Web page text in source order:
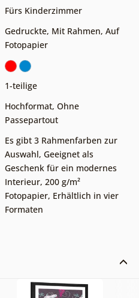
Fürs Kinderzimmer
Gedruckte, Mit Rahmen, Auf
Fotopapier
1-teilige
Hochformat, Ohne
Passepartout
Es gibt 3 Rahmenfarben zur
Auswahl, Geeignet als
Geschenk für ein modernes
Interieur, 200 g/m²
Fotopapier, Erhältlich in vier
Formaten